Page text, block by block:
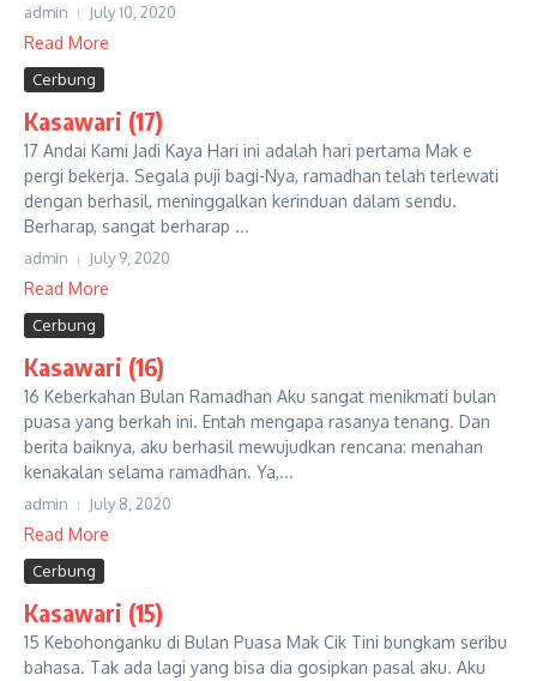
admin July 10, 2020
Read More
Cerbung
Kasawari (17)
17 Andai Kami Jadi Kaya Hari ini adalah hari pertama Mak e
pergi bekerja. Segala puji bagi-Nya, ramadhan telah terlewati
dengan berhasil, meninggalkan kerinduan dalam sendu.
Berharap, sangat berharap ...
admin July 9, 2020
Read More
Cerbung
Kasawari (16)
16 Keberkahan Bulan Ramadhan Aku sangat menikmati bulan
puasa yang berkah ini. Entah mengapa rasanya tenang. Dan
berita baiknya, aku berhasil mewujudkan rencana: menahan
kenakalan selama ramadhan. Ya,...
admin July 8, 2020
Read More
Cerbung
Kasawari (15)
15 Kebohonganku di Bulan Puasa Mak Cik Tini bungkam seribu
bahasa. Tak ada lagi yang bisa dia gosipkan pasal aku. Aku